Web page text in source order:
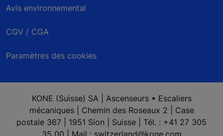
Avis environnemental
CGV / CGA
Paramètres des cookies
KONE (Suisse) SA | Ascenseurs • Escaliers
mécaniques | Chemin des Roseaux 2 | Case
postale 367 | 1951 Sion | Suisse | Tél. : +41 27 305